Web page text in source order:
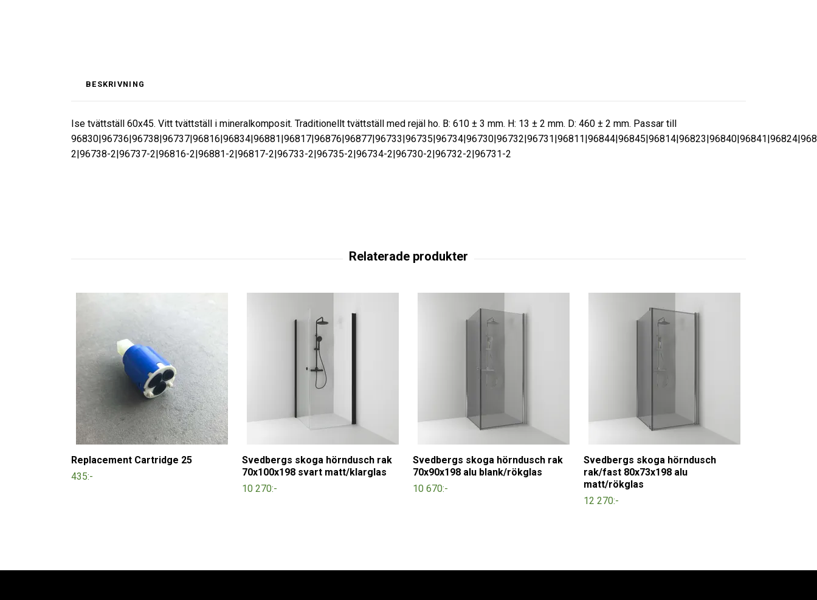
BESKRIVNING
Ise tvättställ 60x45. Vitt tvättställ i mineralkomposit. Traditionellt tvättställ med rejäl ho. B: 610 ± 3 mm. H: 13 ± 2 mm. D: 460 ± 2 mm. Passar till
2|96738-2|96737-2|96816-2|96881-2|96817-2|96733-2|96735-2|96734-2|96730-2|96732-2|96731-2
Replacement Cartridge 25
435:-
Svedbergs skoga hörndusch rak
70x100x198 svart matt/klarglas
10 270:-
Svedbergs skoga hörndusch rak
70x90x198 alu blank/rökglas
10 670:-
Svedbergs skoga hörndusch
rak/fast 80x73x198 alu
matt/rökglas
12 270:-